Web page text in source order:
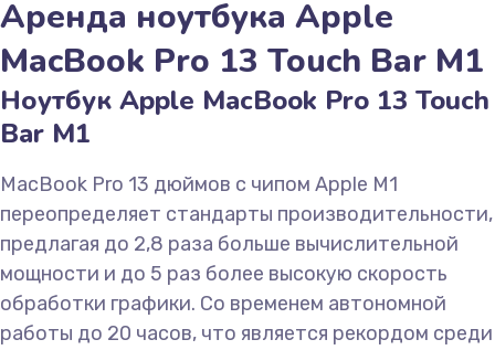
Аренда ноутбука Apple
MacBook Pro 13 Touch Bar M1
Ноутбук Apple MacBook Pro 13 Touch
Bar M1
MacBook Pro 13 дюймов с чипом Apple M1
переопределяет стандарты производительности,
предлагая до 2,8 раза больше вычислительной
мощности и до 5 раз более высокую скорость
обработки графики. Со временем автономной
работы до 20 часов, что является рекордом среди